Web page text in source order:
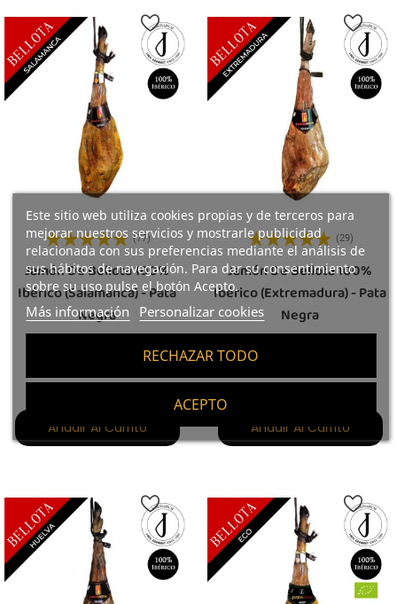
Este sitio web utiliza cookies propias y de terceros para
mejorar nuestros servicios y mostrarle publicidad
relacionada con sus preferencias mediante el análisis de
sus hábitos de navegación. Para dar su consentimiento
sobre su uso pulse el botón Acepto.
Más información Personalizar cookies
RECHAZAR TODO
ACEPTO
(77)
Jamón De Bellota 100%
Ibérico (Salamanca) - Pata
Negra
63.80 €/kg
Añadir Al Carrito
(29)
Jamón De Bellota 100%
Ibérico (Extremadura) - Pata
Negra
68.50 €/kg
Añadir Al Carrito